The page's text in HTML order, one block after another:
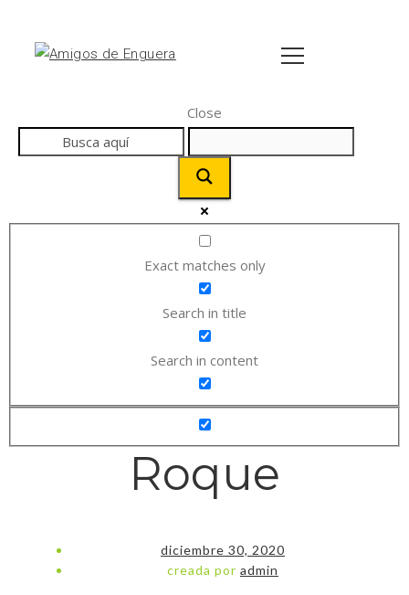
Close
Exact matches only
Search in title
Search in content
Roque
diciembre 30, 2020
creada por admin